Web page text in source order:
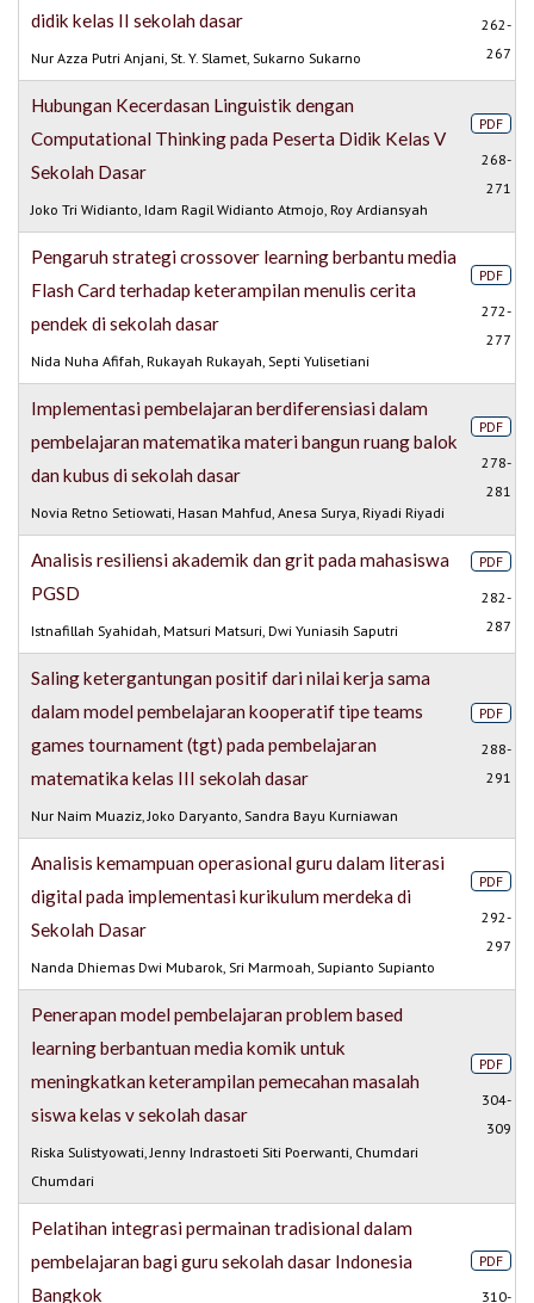
didik kelas II sekolah dasar
Nur Azza Putri Anjani, St. Y. Slamet, Sukarno Sukarno
262-
267
Hubungan Kecerdasan Linguistik dengan
Computational Thinking pada Peserta Didik Kelas V
Sekolah Dasar
Joko Tri Widianto, Idam Ragil Widianto Atmojo, Roy Ardiansyah
PDF
268-
271
Pengaruh strategi crossover learning berbantu media
Flash Card terhadap keterampilan menulis cerita
pendek di sekolah dasar
Nida Nuha Afifah, Rukayah Rukayah, Septi Yulisetiani
PDF
272-
277
Implementasi pembelajaran berdiferensiasi dalam
pembelajaran matematika materi bangun ruang balok
dan kubus di sekolah dasar
Novia Retno Setiowati, Hasan Mahfud, Anesa Surya, Riyadi Riyadi
PDF
278-
281
Analisis resiliensi akademik dan grit pada mahasiswa
PGSD
Istnafillah Syahidah, Matsuri Matsuri, Dwi Yuniasih Saputri
PDF
282-
287
Saling ketergantungan positif dari nilai kerja sama
dalam model pembelajaran kooperatif tipe teams
games tournament (tgt) pada pembelajaran
matematika kelas III sekolah dasar
Nur Naim Muaziz, Joko Daryanto, Sandra Bayu Kurniawan
PDF
288-
291
Analisis kemampuan operasional guru dalam literasi
digital pada implementasi kurikulum merdeka di
Sekolah Dasar
Nanda Dhiemas Dwi Mubarok, Sri Marmoah, Supianto Supianto
PDF
292-
297
Penerapan model pembelajaran problem based
learning berbantuan media komik untuk
meningkatkan keterampilan pemecahan masalah
siswa kelas v sekolah dasar
Riska Sulistyowati, Jenny Indrastoeti Siti Poerwanti, Chumdari
Chumdari
PDF
304-
309
Pelatihan integrasi permainan tradisional dalam
pembelajaran bagi guru sekolah dasar Indonesia
Bangkok
PDF
310-